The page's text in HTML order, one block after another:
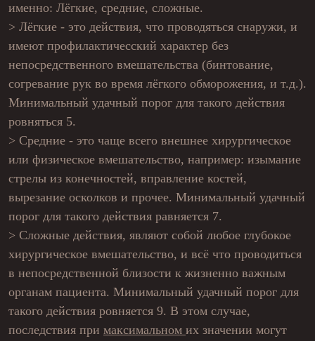
именно: Лёгкие, средние, сложные.
> Лёгкие - это действия, что проводяться снаружи, и
имеют профилактичесский характер без
непосредственного вмешательства (бинтование,
согревание рук во время лёгкого обморожения, и т.д.).
Минимальный удачный порог для такого действия
ровняться 5.
> Средние - это чаще всего внешнее хирургическое
или физическое вмешательство, например: изымание
стрелы из конечностей, вправление костей,
вырезание осколков и прочее. Минимальный удачный
порог для такого действия равняется 7.
> Сложные действия, являют собой любое глубокое
хирургическое вмешательство, и всё что проводиться
в непосредственной близости к жизненно важным
органам пациента. Минимальный удачный порог для
такого действия ровняется 9. В этом случае,
последствия при максимальном их значении могут